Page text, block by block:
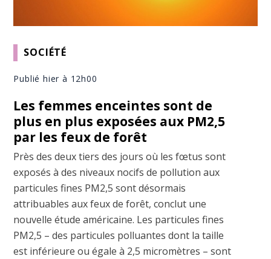
SOCIÉTÉ
Publié hier à 12h00
Les femmes enceintes sont de
plus en plus exposées aux PM2,5
par les feux de forêt
Près des deux tiers des jours où les fœtus sont
exposés à des niveaux nocifs de pollution aux
particules fines PM2,5 sont désormais
attribuables aux feux de forêt, conclut une
nouvelle étude américaine. Les particules fines
PM2,5 – des particules polluantes dont la taille
est inférieure ou égale à 2,5 micromètres – sont